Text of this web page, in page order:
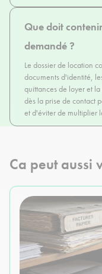
Que doit
demandé ?
Le dossier de location
documents d'identité,
quittances de loyer et
dès la prise de contact
et d'éviter de multiplier
Ca peut aussi